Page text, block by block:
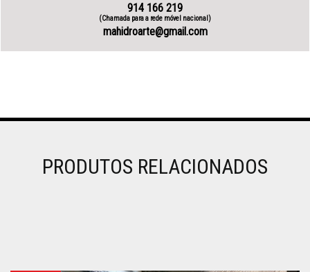
914 166 219
(Chamada para a rede móvel nacional)
mahidroarte@gmail.com
PRODUTOS RELACIONADOS